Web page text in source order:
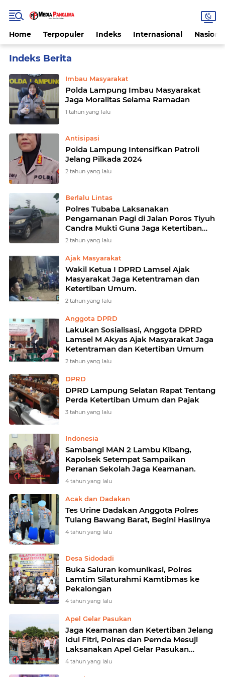
Home Terpopuler Indeks Internasional
Imbau Masyarakat
Polda Lampung Imbau Masyarakat
Jaga Moralitas Selama Ramadan
1 tahun yang lalu
Antisipasi
Polda Lampung Intensifkan Patroli
Jelang Pilkada 2024
2 tahun yang lalu
Berlalu Lintas
Polres Tubaba Laksanakan
Pengamanan Pagi di Jalan Poros Tiyuh
Candra Mukti Guna Jaga Ketertiban
Berlalu Lintas
2 tahun yang lalu
Ajak Masyarakat
Wakil Ketua I DPRD Lamsel Ajak
Masyarakat Jaga Ketentraman dan
Ketertiban Umum.
2 tahun yang lalu
Anggota DPRD
Lakukan Sosialisasi, Anggota DPRD
Lamsel M Akyas Ajak Masyarakat Jaga
Ketentraman dan Ketertiban Umum
2 tahun yang lalu
DPRD
DPRD Lampung Selatan Rapat Tentang
Perda Ketertiban Umum dan Pajak
3 tahun yang lalu
Indonesia
Sambangi MAN 2 Lambu Kibang,
Kapolsek Setempat Sampaikan
Peranan Sekolah Jaga Keamanan.
4 tahun yang lalu
Acak dan Dadakan
Tes Urine Dadakan Anggota Polres
Tulang Bawang Barat, Begini Hasilnya
4 tahun yang lalu
Desa Sidodadi
Buka Saluran komunikasi, Polres
Lamtim Silaturahmi Kamtibmas ke
Pekalongan
4 tahun yang lalu
Apel Gelar Pasukan
Jaga Keamanan dan Ketertiban Jelang
Idul Fitri, Polres dan Pemda Mesuji
Laksanakan Apel Gelar Pasukan
Operasi Ketupat 2022
4 tahun yang lalu